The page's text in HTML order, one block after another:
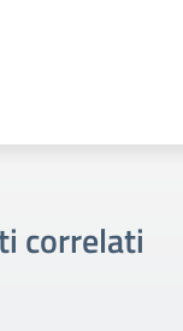
correlati